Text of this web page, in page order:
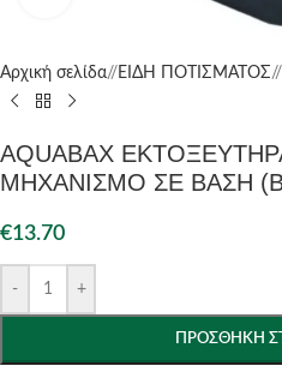
Αρχική σελίδα/ ΕΙΔΗ ΠΟΤΙΣΜΑΤΟΣ/
AQUABAX
ΜΗΧΑΝΙΣΜΟ ΣΕ ΒΑΣΗ
€13.70
- +
ΠΡΟΣΘΉΚΗ